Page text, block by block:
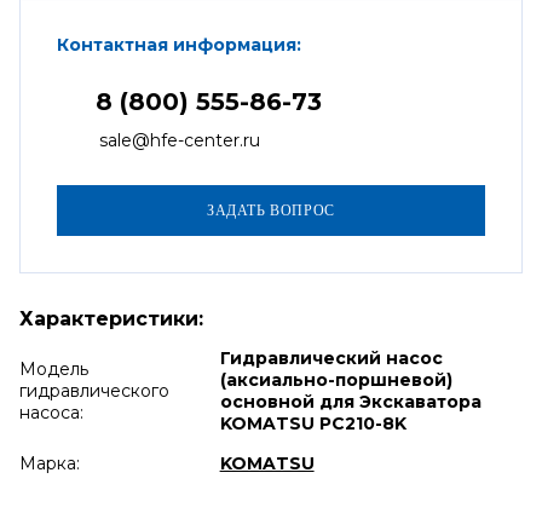
Контактная информация:
8 (800) 555-86-73
sale@hfe-center.ru
Характеристики:
Модель
гидравлического
насоса:
Гидравлический насос
(аксиально-поршневой)
основной для Экскаватора
KOMATSU PC210-8K
Марка:
KOMATSU